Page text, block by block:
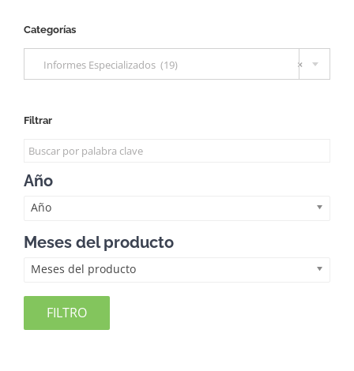
Categorías
×
Informes Especializados (19)
Filtrar
Año
Año
Meses del producto
Meses del producto
FILTRO